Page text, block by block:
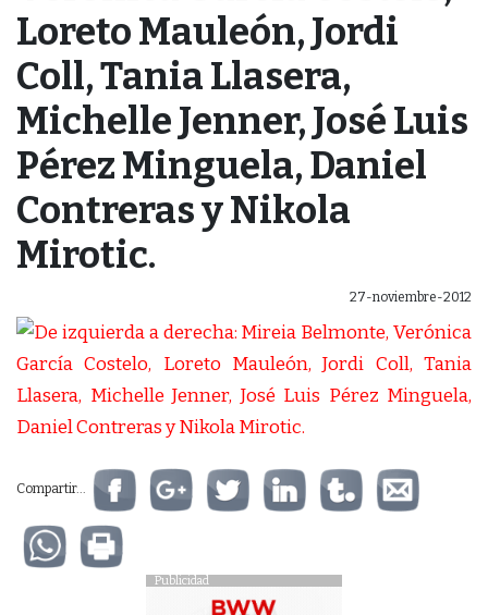
Loreto Mauleón, Jordi
Coll, Tania Llasera,
Michelle Jenner, José Luis
Pérez Minguela, Daniel
Contreras y Nikola
Mirotic.
27-noviembre-2012
Compartir...
Publicidad